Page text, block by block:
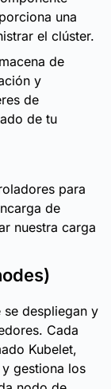
una
el clúster.
de
y
de
de tu
para
de
nuestra carga
despliegan y
Cada
Kubelet,
y gestiona los